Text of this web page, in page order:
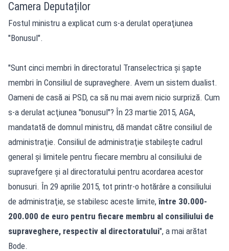
Camera Deputaților
Fostul ministru a explicat cum s-a derulat operaţiunea
"Bonusul".
"Sunt cinci membri în directoratul Transelectrica şi şapte
membri în Consiliul de supraveghere. Avem un sistem dualist.
Oameni de casă ai PSD, ca să nu mai avem nicio surpriză. Cum
s-a derulat acţiunea "bonusul"? În 23 martie 2015, AGA,
mandatată de domnul ministru, dă mandat către consiliul de
administraţie. Consiliul de administraţie stabileşte cadrul
general şi limitele pentru fiecare membru al consiliului de
supravefgere şi al directoratului pentru acordarea acestor
bonusuri. În 29 aprilie 2015, tot printr-o hotărâre a consiliului
de administraţie, se stabilesc aceste limite,între 30.000-
200.000 de euro pentru fiecare membru al consiliului de
supraveghere, respectiv al directoratului", a mai arătat
Bode.